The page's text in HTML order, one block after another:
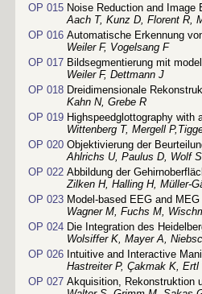
OP 015 Noise Reduction and Image
Aach T, Kunz D, Florent R,
OP 016 Automatische Erkennung
Weiler F, Vogelsang F
OP 017 Bildsegmentierung mit
Weiler F, Dettmann J
OP 018 Dreidimensionale
Kahn N, Grebe R
OP 019 Highspeedglottography with
Wittenberg T, Mergell
OP 020 Objektivierung der
Ahlrichs U, Paulus D, Wolf S
OP 022 Abbildung der
Zilken H, Halling H, Müller-
OP 023 Model-based EEG and
Wagner M, Fuchs M,
OP 024 Die Integration des
Wolsiffer K, Mayer A,
OP 026 Intuitive and Interactive
Hastreiter P, Çakmak K, Ertl
OP 027 Akquisition, Rekonstruktion